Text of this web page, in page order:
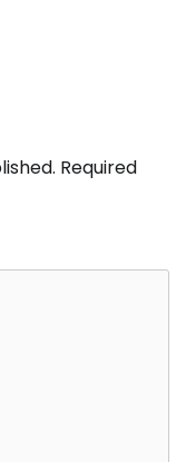
Required